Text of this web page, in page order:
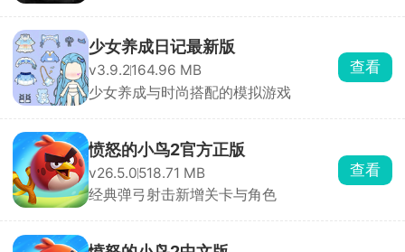
少女养成日记最新版
v3.9.2164.96 MB
少女养成与时尚搭配的模拟游戏
查看
愤怒的小鸟2官方正版
v26.5.0518.71 MB
经典弹弓射击新增关卡与角色
查看